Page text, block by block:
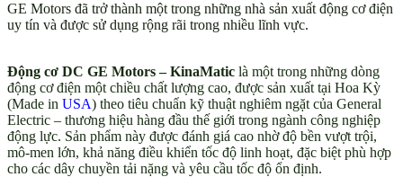
GE Motors đã trở thành một trong những nhà sản xuất động cơ điện
uy tín và được sử dụng rộng rãi trong nhiều lĩnh vực.
Động cơ DC GE Motors – KinaMatic là một trong những dòng
động cơ điện một chiều chất lượng cao, được sản xuất tại Hoa Kỳ
(Made in USA) theo tiêu chuẩn kỹ thuật nghiêm ngặt của General
Electric – thương hiệu hàng đầu thế giới trong ngành công nghiệp
động lực. Sản phẩm này được đánh giá cao nhờ độ bền vượt trội,
mô-men lớn, khả năng điều khiển tốc độ linh hoạt, đặc biệt phù hợp
cho các dây chuyền tải nặng và yêu cầu tốc độ ổn định.